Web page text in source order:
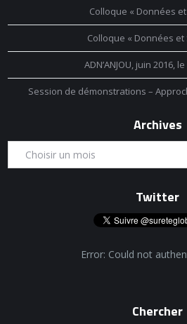
Colloque « Données
Colloque « Données et
ADN’ANJOU, juin 2016,
Session de démonstrations –
Archives
Twitter
Error: Could not
Chercher